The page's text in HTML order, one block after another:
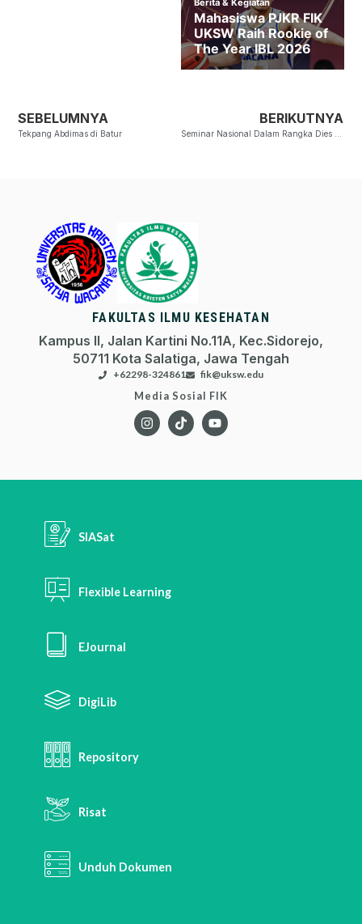
SEBELUMNYA
Tekpang Abdimas di Batur
BERIKUTNYA
FAKULTAS ILMU KESEHATAN
Kampus II, Jalan Kartini No.11A, Kec.Sidorejo,
50711 Kota Salatiga, Jawa Tengah
+62298-324861 fik@uksw.edu
Media Sosial FIK
SIASat
Flexible Learning
EJournal
DigiLib
Repository
Risat
Unduh Dokumen